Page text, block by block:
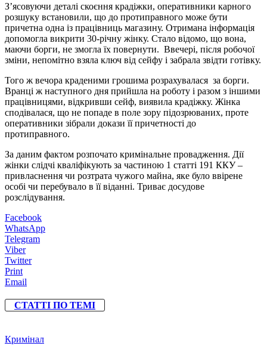
З’ясовуючи деталі скоєння крадіжки, оперативники карного
розшуку встановили, що до протиправного може бути
причетна одна із працівниць магазину. Отримана інформація
допомогла викрити 30-річну жінку. Стало відомо, що вона,
маючи борги, не змогла їх повернути. Ввечері, після робочої
зміни, непомітно взяла ключ від сейфу і забрала звідти готівку.
Того ж вечора краденими грошима розрахувалася за борги.
Вранці ж наступного дня прийшла на роботу і разом з іншими
працівницями, відкривши сейф, виявила крадіжку. Жінка
сподівалася, що не попаде в поле зору підозрюваних, проте
оперативники зібрали докази її причетності до
протиправного.
За даним фактом розпочато кримінальне провадження. Дії
жінки слідчі кваліфікують за частиною 1 статті 191 ККУ –
привласнення чи розтрата чужого майна, яке було ввірене
особі чи перебувало в її віданні. Триває досудове
розслідування.
Facebook
WhatsApp
Telegram
Viber
Twitter
Print
Email
СТАТТІ ПО ТЕМІ
Кримінал